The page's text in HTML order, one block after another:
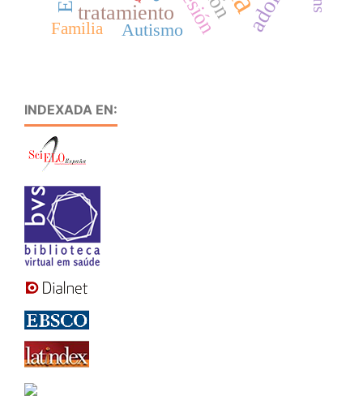
tratamiento
Autismo
Familia
INDEXADA EN: